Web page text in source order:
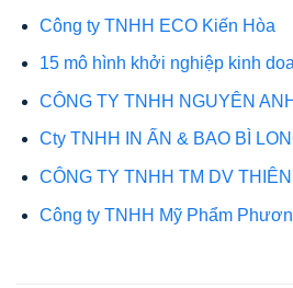
Công ty TNHH ECO Kiến Hòa
15 mô hình khởi nghiệp kinh
CÔNG TY TNHH NGUYÊN
Cty TNHH IN ẤN & BAO BÌ
CÔNG TY TNHH TM DV
Công ty TNHH Mỹ Phẩm